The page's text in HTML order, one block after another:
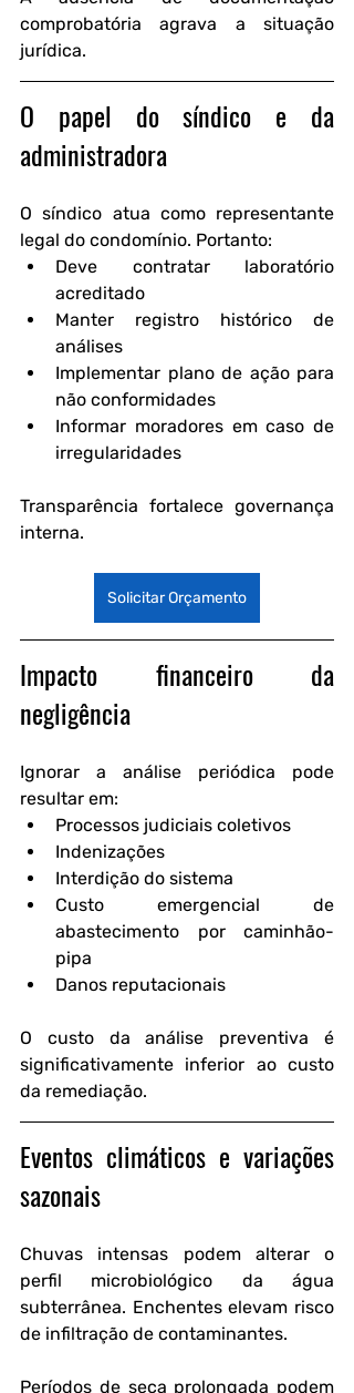
comprobatória agrava a situação
jurídica.
O papel do síndico e da
administradora
O síndico atua como representante
legal do condomínio. Portanto:
Deve contratar laboratório
acreditado
Manter registro histórico de
análises
Implementar plano de ação para
não conformidades
Informar moradores em caso de
irregularidades
Transparência fortalece governança
interna.
Solicitar Orçamento
Impacto financeiro da
negligência
Ignorar a análise periódica pode
resultar em:
Processos judiciais coletivos
Indenizações
Interdição do sistema
Custo emergencial de
abastecimento por caminhão-
pipa
Danos reputacionais
O custo da análise preventiva é
significativamente inferior ao custo
da remediação.
Eventos climáticos e variações
sazonais
Chuvas intensas podem alterar o
perfil microbiológico da água
subterrânea. Enchentes elevam risco
de infiltração de contaminantes.
Períodos de seca prolongada podem